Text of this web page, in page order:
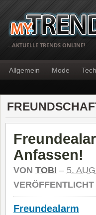
…AKTUELLE TRENDS ONLINE!
Allgemein Mode
Anfassen!
VON TOBI – 5.
VERÖFFENTLICHT
Freundealarm